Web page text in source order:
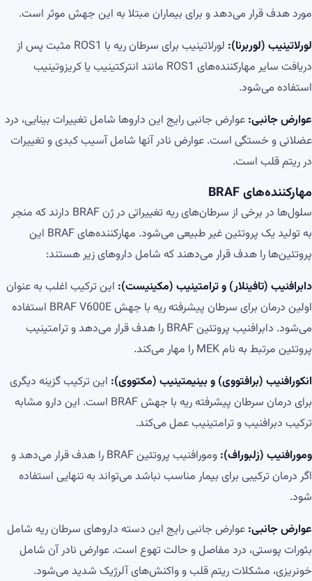
مورد هدف قرار می‌دهد و برای بیماران مبتلا به این جهش موثر است.
لورلاتینیب (لوربرنا):
لورلاتینیب برای سرطان ریه با ROS1 مثبت پس از
دریافت سایر مهارکننده‌های ROS1 مانند انترکتینیب یا کریزوتینیب
استفاده می‌شود.
عوارض جانبی: عوارض جانبی رایج این داروها شامل تغییرات بینایی، درد
عضلانی و خستگی است. عوارض نادر آنها شامل آسیب کبدی و تغییرات
در ریتم قلب است.
مهارکننده‌هایBRAF
سلول‌ها در برخی از سرطان‌های ریه تغییراتی در ژن BRAF دارند که منجر
به تولید یک پروتئین غیر طبیعی می‌شود. مهارکننده‌های BRAF این
پروتئین‌ها را هدف قرار می‌دهند که شامل داروهای زیر هستند:
دابرافنیب (تافینلار) و ترامتینیب (مکینیست): این ترکیب اغلب به عنوان
اولین درمان برای سرطان پیشرفته ریه با جهش BRAF V600E استفاده
می‌شود. دابرافنیب پروتئین BRAF را هدف قرار می‌دهد و ترامتینیب
پروتئین مرتبط به نام MEK را مهار می‌کند.
انکورافنیب (برافتووی) و بینیمتینیب (مکتووی): این ترکیب گزینه دیگری
برای درمان سرطان پیشرفته ریه با جهش BRAF است. این دارو مشابه
ترکیب دبرافنیب و ترامتینیب عمل می‌کند.
ومورافنیب (زلبوراف):
ومورافنیب پروتئین BRAF را هدف قرار می‌دهد و
اگر درمان ترکیبی برای بیمار مناسب نباشد می‌تواند به تنهایی استفاده
شود.
عوارض جانبی: عوارض جانبی رایج این دسته داروهای سرطان ریه شامل
بثورات پوستی، درد مفاصل و حالت تهوع است. عوارض نادر آن شامل
خونریزی، مشکلات ریتم قلب و واکنش‌های آلرژیک شدید می‌شود.